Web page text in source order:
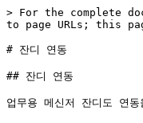
> For the complete
to page URLs; this
# 잔디 연동
## 잔디 연동
업무용 메신저 잔디도 연